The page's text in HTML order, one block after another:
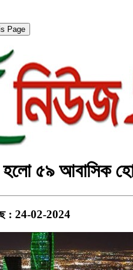
হলো ৫৯ আবাসিক
: 24-02-2024